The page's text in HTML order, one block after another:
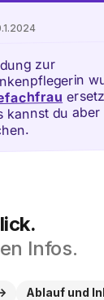
zur
kannst du aber
Infos.
Ablauf und